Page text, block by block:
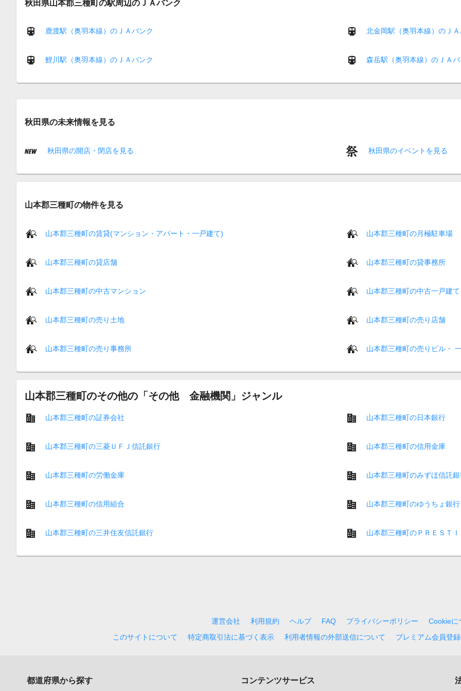
秋田県山本郡三種町の駅周辺のＪＡバンク
鹿渡駅（奥羽本線）のＪＡバンク 北金岡駅（奥羽本線）のＪＡ
鯉川駅（奥羽本線）のＪＡバンク 森岳駅（奥羽本線）のＪＡバ
秋田県の未来情報を見る
秋田県の開店・閉店を見る 秋田県のイベントを見る
山本郡三種町の物件を見る
山本郡三種町の賃貸(マンション・アパート・一戸建て) 山本郡三種町の月極駐車場
山本郡三種町の貸店舗 山本郡三種町の貸事務所
山本郡三種町の中古マンション 山本郡三種町の中古一戸建て
山本郡三種町の売り土地 山本郡三種町の売り店舗
山本郡三種町の売り事務所 山本郡三種町の売りビル・
山本郡三種町のその他の「その他 金融機関」ジャンル
山本郡三種町の証券会社 山本郡三種町の日本銀行
山本郡三種町の三菱ＵＦＪ信託銀行 山本郡三種町の信用金庫
山本郡三種町の労働金庫 山本郡三種町のみずほ信託
山本郡三種町の信用組合 山本郡三種町のゆうちょ銀行
山本郡三種町の三井住友信託銀行 山本郡三種町のＰＲＥＳＴＩ
運営会社 利用規約 ヘルプ FAQ プライバシーポリシー
Cookieに
このサイトについて
特定商取引法に基づく表示 利用者情報の外部送信について プレミアム会員登
都道府県から探す コンテンツサービス